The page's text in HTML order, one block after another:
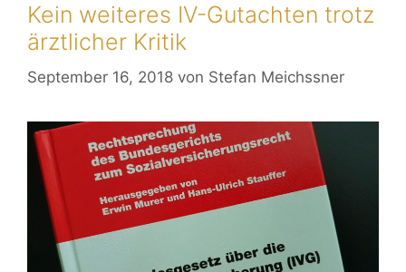
Kein weiteres IV-Gutachten trotz
ärztlicher Kritik
September 16, 2018 von Stefan Meichssner